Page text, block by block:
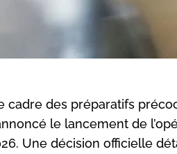
cadre des préparatifs
le lancement de
Une décision officielle